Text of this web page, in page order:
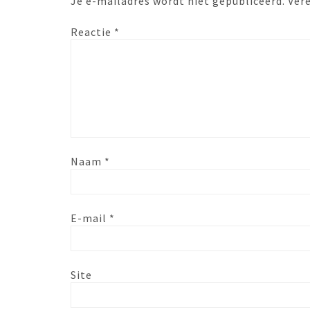
Reactie *
Naam *
E-mail *
Site